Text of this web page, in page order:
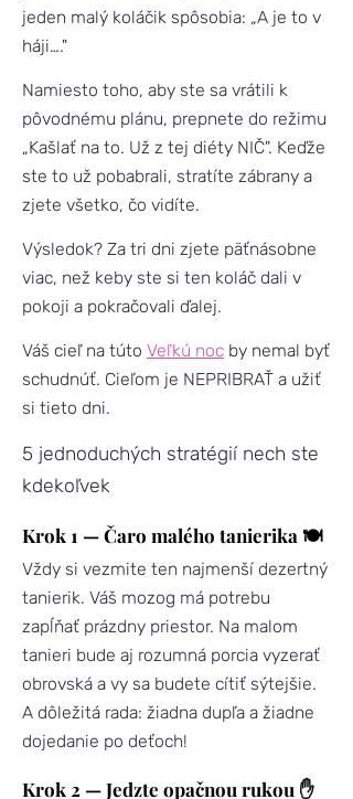
jeden malý koláčik spôsobia: „A je to v
háji…."
Namiesto toho, aby ste sa vrátili k
pôvodnému plánu, prepnete do režimu
„Kašlať na to. Už z tej diéty NIČ". Keďže
ste to už pobabrali, stratíte zábrany a
zjete všetko, čo vidíte.
Výsledok? Za tri dni zjete päťnásobne
viac, než keby ste si ten koláč dali v
pokoji a pokračovali ďalej.
Váš cieľ na túto Veľkú noc by nemal byť
schudnúť. Cieľom je NEPRIBRAŤ a užiť
si tieto dni.
5 jednoduchých stratégií nech ste
kdekoľvek
Krok 1 — Čaro malého tanierika 🍽️
Vždy si vezmite ten najmenší dezertný
tanierik. Váš mozog má potrebu
zapĺňať prázdny priestor. Na malom
tanieri bude aj rozumná porcia vyzerať
obrovská a vy sa budete cítiť sýtejšie.
A dôležitá rada: žiadna dupľa a žiadne
dojedanie po deťoch!
Krok 2 — Jedzte opačnou rukou ✋